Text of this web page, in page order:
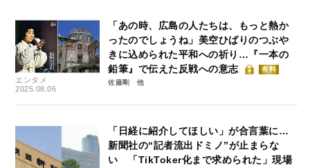
エンタメ
2025.08.06
「あの時、広島の人たちは、もっと熱か
ったのでしょうね」美空ひばりのつぶや
きに込められた平和への祈り…『一本の
鉛筆』で伝えた反戦への意志
有料
佐藤剛
「日経に紹介してほしい」が合言葉に…
新聞社の“記者流出ドミノ”が止まらな
い 「TikToker化まで求められた」現場